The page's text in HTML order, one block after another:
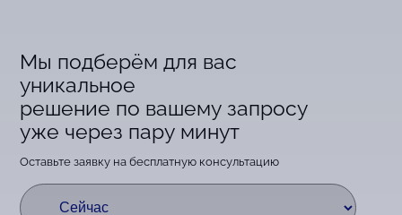
Мы подберём для вас
уникальное
решение по вашему запросу
уже через пару минут
Оставьте заявку на бесплатную консультацию